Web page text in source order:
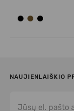
NAUJIENLAIŠKIO